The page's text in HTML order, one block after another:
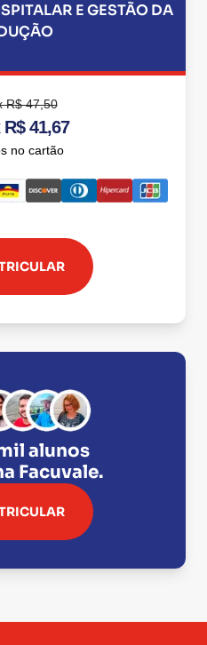
E GESTÃO DA
R$ 47,50
R$ 41,67
no cartão
alunos
Facuvale.